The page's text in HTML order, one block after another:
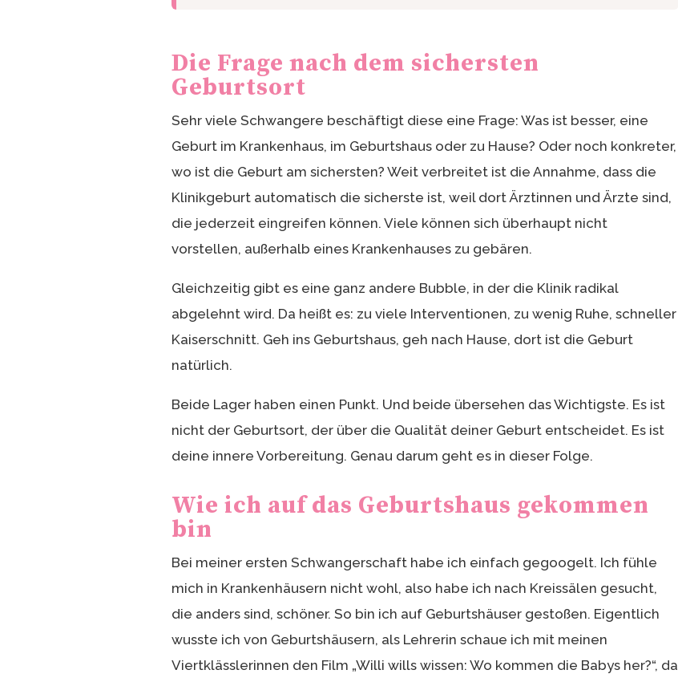
Die Frage nach dem sichersten
Geburtsort
Sehr viele Schwangere beschäftigt diese eine Frage: Was ist besser, eine
Geburt im Krankenhaus, im Geburtshaus oder zu Hause? Oder noch konkreter,
wo ist die Geburt am sichersten? Weit verbreitet ist die Annahme, dass die
Klinikgeburt automatisch die sicherste ist, weil dort Ärztinnen und Ärzte sind,
die jederzeit eingreifen können. Viele können sich überhaupt nicht
vorstellen, außerhalb eines Krankenhauses zu gebären.
Gleichzeitig gibt es eine ganz andere Bubble, in der die Klinik radikal
abgelehnt wird. Da heißt es: zu viele Interventionen, zu wenig Ruhe, schneller
Kaiserschnitt. Geh ins Geburtshaus, geh nach Hause, dort ist die Geburt
natürlich.
Beide Lager haben einen Punkt. Und beide übersehen das Wichtigste. Es ist
nicht der Geburtsort, der über die Qualität deiner Geburt entscheidet. Es ist
deine innere Vorbereitung. Genau darum geht es in dieser Folge.
Wie ich auf das Geburtshaus gekommen
bin
Bei meiner ersten Schwangerschaft habe ich einfach gegoogelt. Ich fühle
mich in Krankenhäusern nicht wohl, also habe ich nach Kreissälen gesucht,
die anders sind, schöner. So bin ich auf Geburtshäuser gestoßen. Eigentlich
wusste ich von Geburtshäusern, als Lehrerin schaue ich mit meinen
Viertklässlerinnen den Film „Willi wills wissen: Wo kommen die Babys her?“, da